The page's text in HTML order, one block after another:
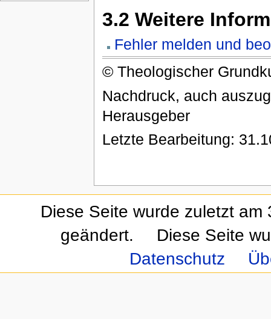
3.2 Weitere
Fehler melden und
© Theologischer
Nachdruck, auch
Herausgeber
Letzte Bearbeitung:
Diese Seite wurde zuletzt
geändert.
Diese Seite
Datenschutz